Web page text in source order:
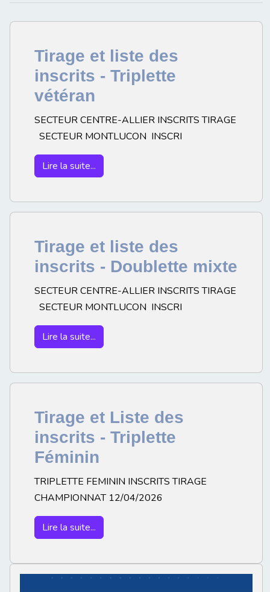
Tirage et liste des
inscrits - Triplette
vétéran
SECTEUR CENTRE-ALLIER INSCRITS TIRAGE
SECTEUR MONTLUCON INSCRI
Lire la suite...
Tirage et liste des
inscrits - Doublette mixte
SECTEUR CENTRE-ALLIER INSCRITS TIRAGE
SECTEUR MONTLUCON INSCRI
Lire la suite...
Tirage et Liste des
inscrits - Triplette
Féminin
TRIPLETTE FEMININ INSCRITS TIRAGE
CHAMPIONNAT 12/04/2026
Lire la suite...